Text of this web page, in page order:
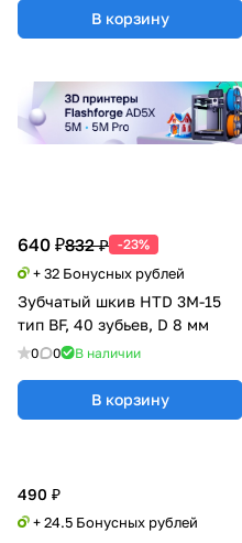
В корзину
640 ₽832 ₽ -23%
+ 32 Бонусных рублей
Зубчатый шкив HTD 3M-15
тип BF, 40 зубьев, D 8 мм
0 0 В наличии
В корзину
490 ₽
+ 24.5 Бонусных рублей